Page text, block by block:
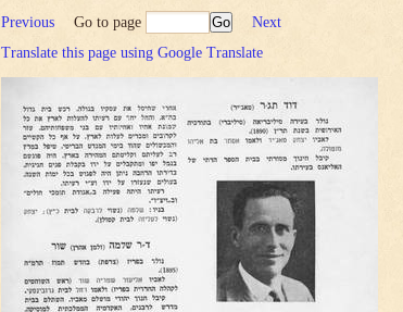
Previous Go to page
Next
Translate this page using Google Translate